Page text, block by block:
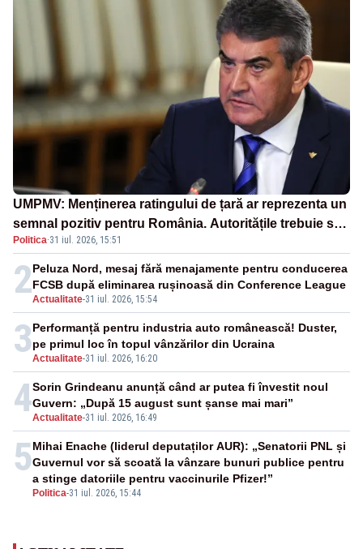
UMPMV: Menținerea ratingului de țară ar reprezenta un
semnal pozitiv pentru România. Autoritățile trebuie să
continue consolidarea stabilității economice și
financiare
Politica·31 iul. 2026, 15:51
2Actualitate-31 iul. 2026, 15:54
Peluza Nord, mesaj fără menajamente pentru conducerea
FCSB după eliminarea rușinoasă din Conference League
3Actualitate-31 iul. 2026, 16:20
Performanță pentru industria auto românească! Duster,
pe primul loc în topul vânzărilor din Ucraina
4Actualitate-31 iul. 2026, 16:49
Sorin Grindeanu anunță când ar putea fi învestit noul
Guvern: „După 15 august sunt șanse mai mari”
5
Politica-31 iul. 2026, 15:44
Mihai Enache (liderul deputaților AUR): „Senatorii PNL și
Guvernul vor să scoată la vânzare bunuri publice pentru
a stinge datoriile pentru vaccinurile Pfizer!”